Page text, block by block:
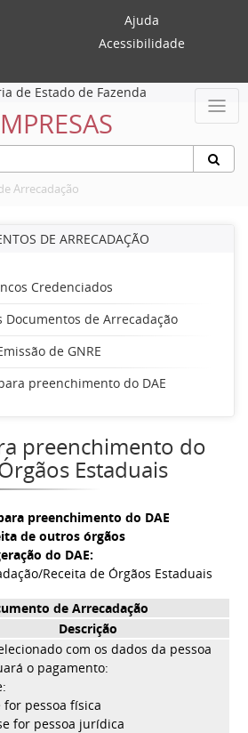
Ajuda
Acessibilidade
de Estado de Fazenda
Arrecadação
DE ARRECADAÇÃO
Credenciados
Documentos de Arrecadação
de GNRE
preenchimento do DAE
preenchimento do
Estaduais
preenchimento do DAE
de outros órgãos
do DAE:
Receita de Órgãos Estaduais
de Arrecadação
Descrição
com os dados da pessoa
o pagamento:
for pessoa física
for pessoa jurídica